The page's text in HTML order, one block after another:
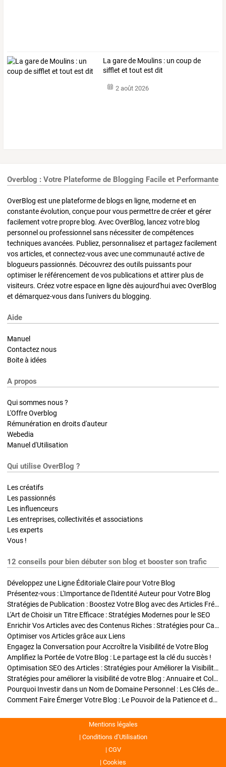
La gare de Moulins : un coup de
sifflet et tout est dit
2 août 2026
Overblog : Votre Plateforme de Blogging Facile et Performante
OverBlog est une plateforme de blogs en ligne, moderne et en
constante évolution, conçue pour vous permettre de créer et gérer
facilement votre propre blog. Avec OverBlog, lancez votre blog
personnel ou professionnel sans nécessiter de compétences
techniques avancées. Publiez, personnalisez et partagez facilement
vos articles, et connectez-vous avec une communauté active de
blogueurs passionnés. Découvrez des outils puissants pour
optimiser le référencement de vos publications et attirer plus de
visiteurs. Créez votre espace en ligne dès aujourd'hui avec OverBlog
et démarquez-vous dans l'univers du blogging.
Aide
Manuel
Contactez nous
Boite à idées
A propos
Qui sommes nous ?
L'Offre Overblog
Rémunération en droits d'auteur
Webedia
Manuel d'Utilisation
Qui utilise OverBlog ?
Les créatifs
Les passionnés
Les influenceurs
Les entreprises, collectivités et associations
Les experts
Vous !
12 conseils pour bien débuter son blog et booster son trafic
Développez une Ligne Éditoriale Claire pour Votre Blog
Présentez-vous : L'Importance de l'Identité Auteur pour Votre Blog
Stratégies de Publication : Boostez Votre Blog avec des Articles Fréquents et Exclusifs
L'Art de Choisir un Titre Efficace : Stratégies Modernes pour le SEO
Enrichir Vos Articles avec des Contenus Riches : Stratégies pour Captiver et Optimiser
Optimiser vos Articles grâce aux Liens
Engagez la Conversation pour Accroître la Visibilité de Votre Blog
Amplifiez la Portée de Votre Blog : Le partage est la clé du succès !
Optimisation SEO des Articles : Stratégies pour Améliorer la Visibilité de Votre Blog
Stratégies pour améliorer la visibilité de votre Blog : Annuaire et Collaborations
Pourquoi Investir dans un Nom de Domaine Personnel : Les Clés de la Réussite de Votre Blog
Comment Faire Émerger Votre Blog : Le Pouvoir de la Patience et de la Persévérance
Mentions légales
Conditions d’Utilisation
CGV
Cookies